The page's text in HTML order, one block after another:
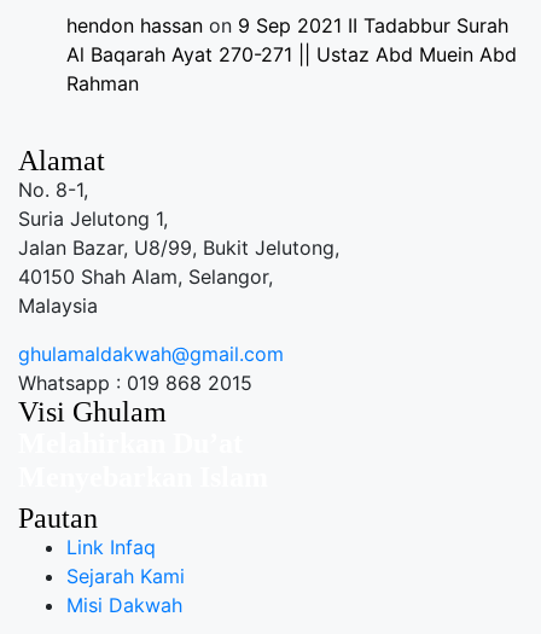
hendon hassan on 9 Sep 2021 II Tadabbur Surah
Al Baqarah Ayat 270-271 || Ustaz Abd Muein Abd
Rahman
Alamat
No. 8-1,
Suria Jelutong 1,
Jalan Bazar, U8/99, Bukit Jelutong,
40150 Shah Alam, Selangor,
Malaysia
ghulamaldakwah@gmail.com
Whatsapp : 019 868 2015
Visi Ghulam
Pautan
Link Infaq
Sejarah Kami
Misi Dakwah